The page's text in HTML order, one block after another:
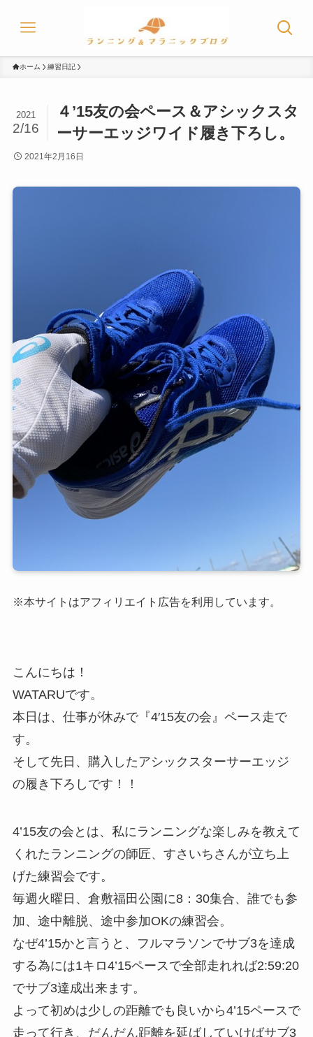
ホーム 練習日記
４’15友の会ペース＆アシックスタ
ーサーエッジワイド履き下ろし。
2021
2/16
2021年2月16日
※本サイトはアフィリエイト広告を利用しています。
こんにちは！
WATARUです。
本日は、仕事が休みで『4′15友の会』ペース走で
す。
そして先日、購入したアシックスターサーエッジ
の履き下ろしです！！
4’15友の会とは、私にランニングな楽しみを教えて
くれたランニングの師匠、すさいちさんが立ち上
げた練習会です。
毎週火曜日、倉敷福田公園に8：30集合、誰でも参
加、途中離脱、途中参加OKの練習会。
なぜ4’15かと言うと、フルマラソンでサブ3を達成
する為には1キロ4’15ペースで全部走れれば2:59:20
でサブ3達成出来ます。
よって初めは少しの距離でも良いから4’15ペースで
走って行き、だんだん距離を延ばしていけばサブ3